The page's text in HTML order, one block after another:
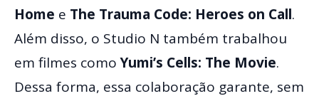
Home e The Trauma Code: Heroes on Call.
Além disso, o Studio N também trabalhou
em filmes comoYumi’s Cells: The Movie.
Dessa forma, essa colaboração garante, sem